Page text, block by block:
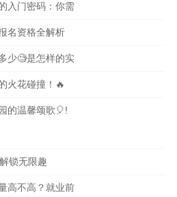
入门密码：你需
名资格全解析
少🧐是怎样的实
火花碰撞！🔥
的温馨颂歌🎈!
锁无限趣
高不高？就业前